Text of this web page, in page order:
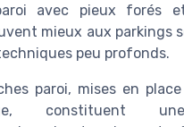
avec pieux forés
mieux aux parkings
peu profonds.
paroi, mises en
constituent